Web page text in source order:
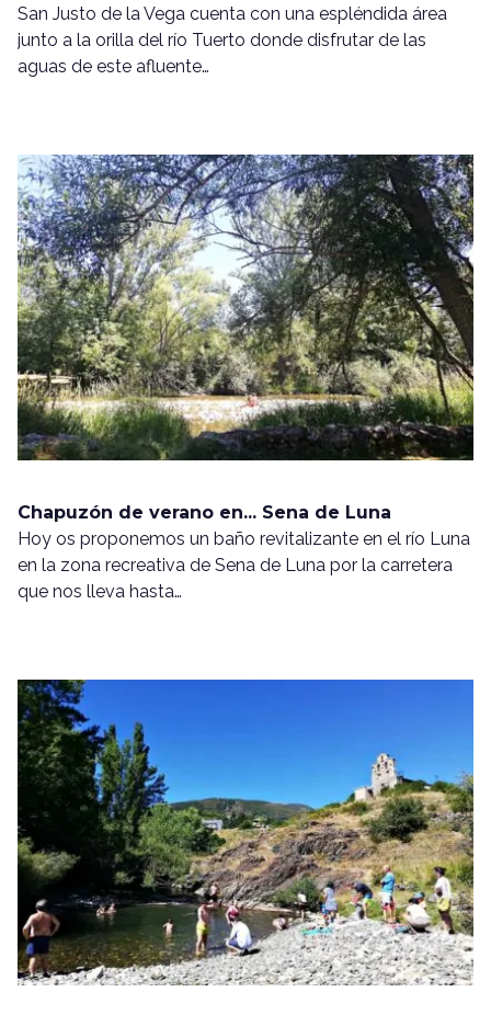
San Justo de la Vega cuenta con una espléndida área
junto a la orilla del río Tuerto donde disfrutar de las
aguas de este afluente…
Chapuzón de verano en... Sena de Luna
Hoy os proponemos un baño revitalizante en el río Luna
en la zona recreativa de Sena de Luna por la carretera
que nos lleva hasta…